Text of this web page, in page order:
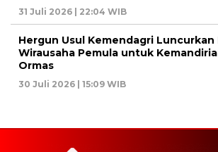
31 Juli 2026 | 22:04 WIB
Hergun Usul Kemendagri Luncurkan
Wirausaha Pemula untuk
Ormas
30 Juli 2026 | 15:09 WIB